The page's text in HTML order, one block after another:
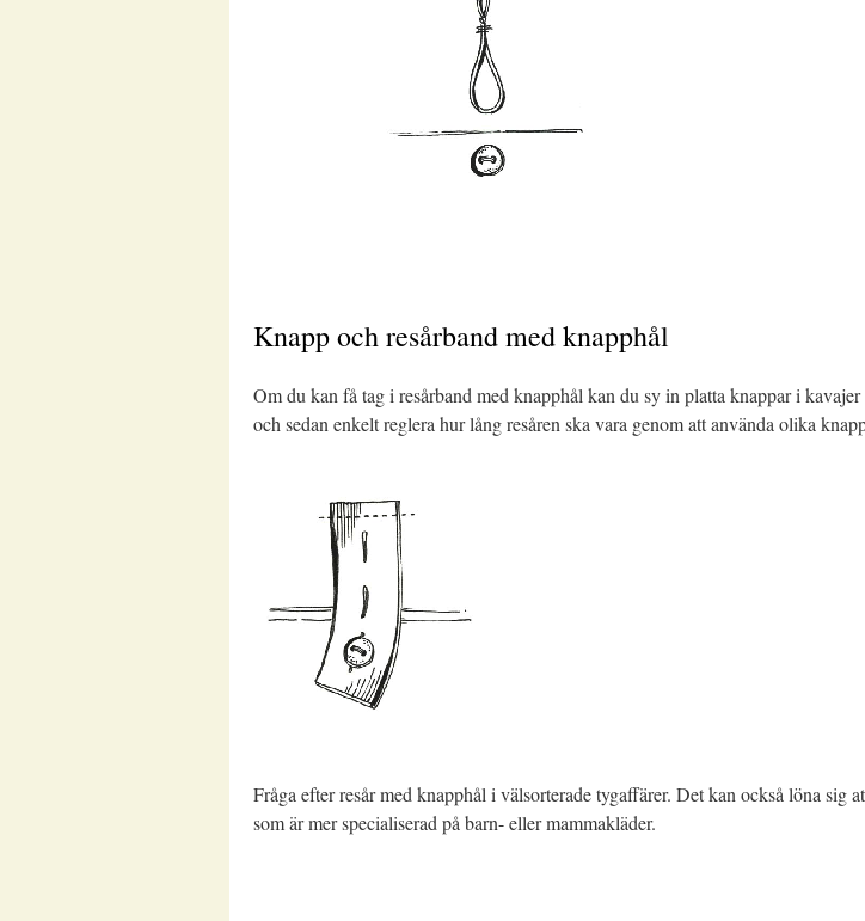
Knapp och resårband med knapphål
Om du kan få tag i resårband med knapphål kan du sy in platta knappar i
och sedan enkelt reglera hur lång resåren ska vara genom att använda olika
Fråga efter resår med knapphål i välsorterade tygaffärer. Det kan också löna sig
som är mer specialiserad på barn- eller mammakläder.